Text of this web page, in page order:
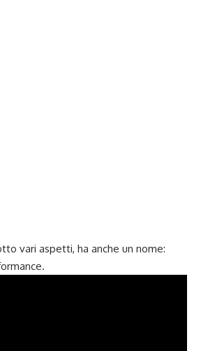
vari aspetti, ha anche un nome: